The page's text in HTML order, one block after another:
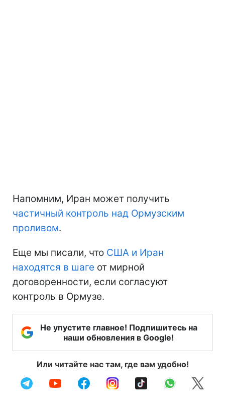
Напомним, Иран может получить
частичный контроль над Ормузским
проливом.
Еще мы писали, что США и Иран
находятся в шаге от мирной
договоренности, если согласуют
контроль в Ормузе.
Не упустите главное! Подпишитесь на
наши обновления в Google!
Или читайте нас там, где вам удобно!